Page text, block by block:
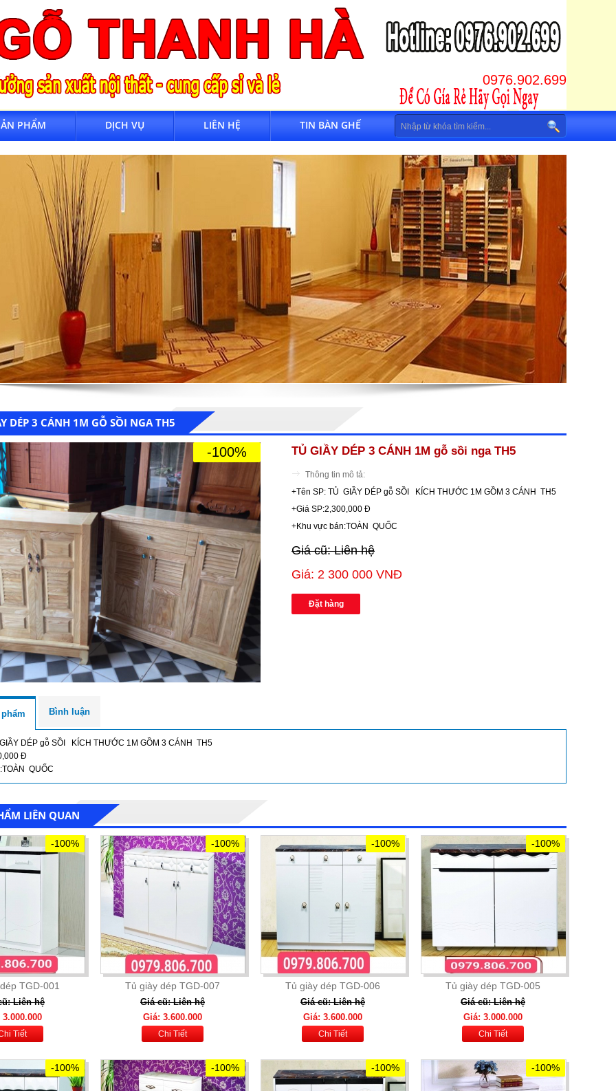
0976.902.699
PHẨM DỊCH VỤ LIÊN HỆ TIN BÀN GHẾ
DÉP 3 CÁNH 1M GỖ SỒI NGA TH5
-100% TỦ GIẦY DÉP 3 CÁNH 1M gỗ sồi nga TH5
Thông tin mô tả:
+Tên SP: TỦ GIẦY DÉP gỗ SỒI KÍCH THƯỚC 1M GỒM 3 CÁNH TH5
+Giá SP:2,300,000 Đ
+Khu vực bán:TOÀN QUỐC
Giá cũ: Liên hệ
Giá: 2 300 000 VNĐ
Đặt hàng
Bình luận
DÉP gỗ SỒI KÍCH THƯỚC 1M GỒM 3 CÁNH TH5
Đ
QUỐC
LIÊN QUAN
-100%
TGD-001
Liên hệ
Tiết
-100%
Tủ giày dép TGD-007
Giá cũ: Liên hệ
Giá: 3.600.000
Chi Tiết
-100%
Tủ giày dép TGD-006
Giá cũ: Liên hệ
Giá: 3.600.000
Chi Tiết
-100%
Tủ giày dép TGD-005
Giá cũ: Liên hệ
Giá: 3.000.000
Chi Tiết
-100% -100% -100% -100%